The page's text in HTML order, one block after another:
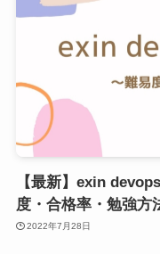
【最新】exin
度・合格率・勉強方
2022年7月28日